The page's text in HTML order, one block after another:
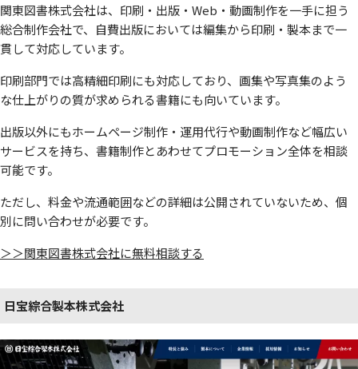
関東図書株式会社は、印刷・出版・Web・動画制作を一手に担う
総合制作会社で、自費出版においては編集から印刷・製本まで一
貫して対応しています。
印刷部門では高精細印刷にも対応しており、画集や写真集のよう
な仕上がりの質が求められる書籍にも向いています。
出版以外にもホームページ制作・運用代行や動画制作など幅広い
サービスを持ち、書籍制作とあわせてプロモーション全体を相談
可能です。
ただし、料金や流通範囲などの詳細は公開されていないため、個
別に問い合わせが必要です。
＞＞関東図書株式会社に無料相談する
日宝綜合製本株式会社